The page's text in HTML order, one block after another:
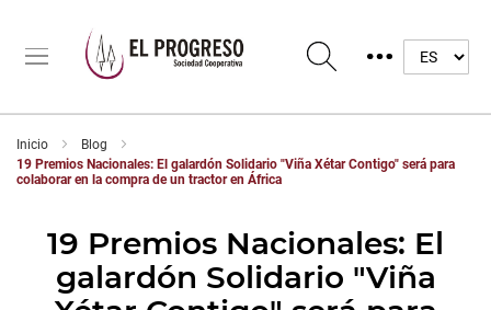
Inicio
Blog
19 Premios Nacionales: El galardón Solidario "Viña Xétar Contigo" será para
colaborar en la compra de un tractor en África
19 Premios Nacionales: El
galardón Solidario "Viña